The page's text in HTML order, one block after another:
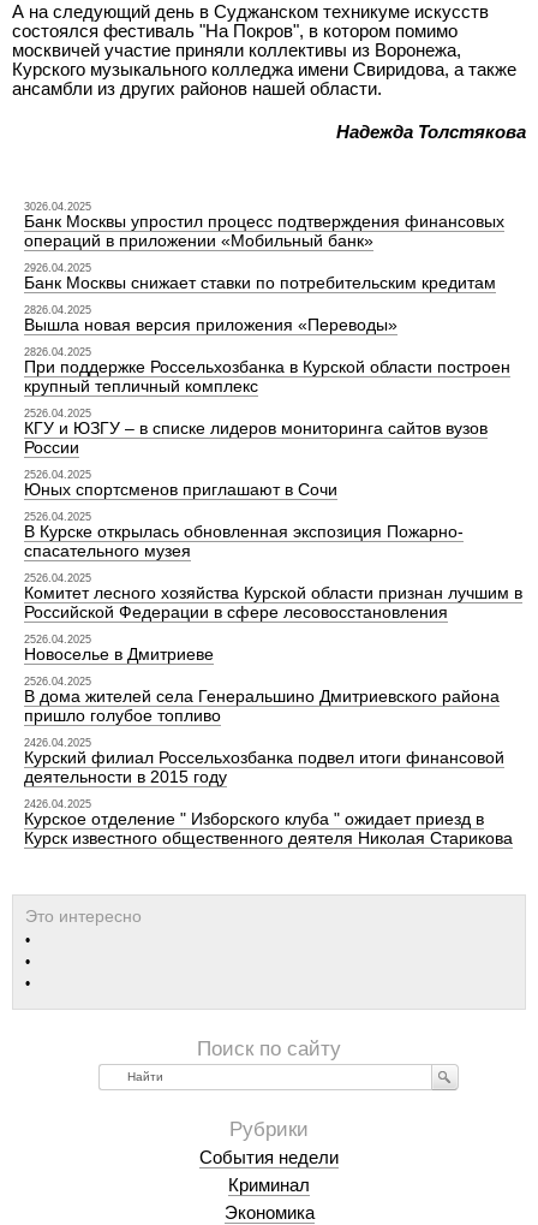
А на следующий день в Суджанском техникуме искусств
состоялся фестиваль "На Покров", в котором помимо
москвичей участие приняли коллективы из Воронежа,
Курского музыкального колледжа имени Свиридова, а также
ансамбли из других районов нашей области.
Надежда Толстякова
3026.04.2025
Банк Москвы упростил процесс подтверждения финансовых
операций в приложении «Мобильный банк»
2926.04.2025
Банк Москвы снижает ставки по потребительским кредитам
2826.04.2025
Вышла новая версия приложения «Переводы»
2826.04.2025
При поддержке Россельхозбанка в Курской области построен
крупный тепличный комплекс
2526.04.2025
КГУ и ЮЗГУ – в списке лидеров мониторинга сайтов вузов
России
2526.04.2025
Юных спортсменов приглашают в Сочи
2526.04.2025
В Курске открылась обновленная экспозиция Пожарно-
спасательного музея
2526.04.2025
Комитет лесного хозяйства Курской области признан лучшим в
Российской Федерации в сфере лесовосстановления
2526.04.2025
Новоселье в Дмитриеве
2526.04.2025
В дома жителей села Генеральшино Дмитриевского района
пришло голубое топливо
2426.04.2025
Курский филиал Россельхозбанка подвел итоги финансовой
деятельности в 2015 году
2426.04.2025
Курское отделение " Изборского клуба " ожидает приезд в
Курск известного общественного деятеля Николая Старикова
Найти
События недели
Криминал
Экономика